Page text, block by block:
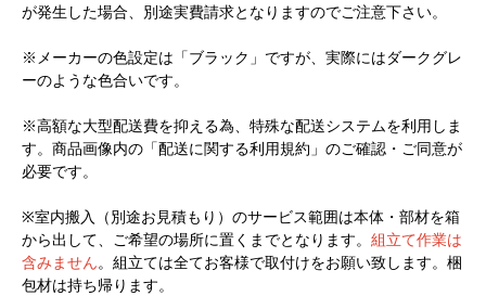
が発生した場合、別途実費請求となりますのでご注意下さい。
※メーカーの色設定は「ブラック」ですが、実際にはダークグレ
ーのような色合いです。
※高額な大型配送費を抑える為、特殊な配送システムを利用しま
す。商品画像内の「配送に関する利用規約」のご確認・ご同意が
必要です。
※室内搬入（別途お見積もり）のサービス範囲は本体・部材を箱
から出して、ご希望の場所に置くまでとなります。 組立て作業は
含みません。組立ては全てお客様で取付けをお願い致します。梱
包材は持ち帰ります。